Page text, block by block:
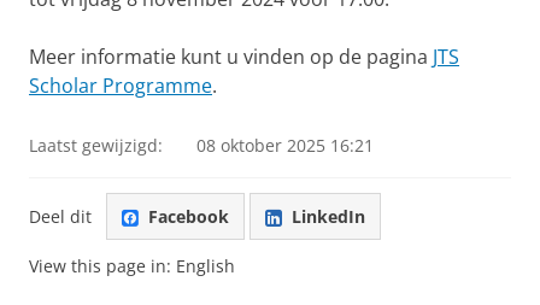
Meer informatie kunt u vinden op de pagina JTS
Scholar Programme.
Laatst gewijzigd: 08 oktober 2025 16:21
Deel dit Facebook LinkedIn
View this page in: English